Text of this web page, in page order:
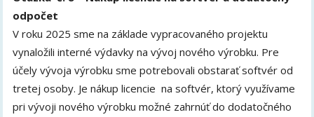
odpočet
V roku 2025 sme na základe vypracovaného projektu
vynaložili interné výdavky na vývoj nového výrobku. Pre
účely vývoja výrobku sme potrebovali obstarať softvér od
tretej osoby. Je nákup licencie na softvér, ktorý využívame
pri vývoji nového výrobku možné zahrnúť do dodatočného